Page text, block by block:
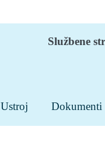
Službene
Ustroj Dokumenti